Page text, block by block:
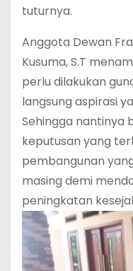
tuturnya.
Anggota Dewan
Kusuma, S.T
perlu dilakukan
langsung aspirasi
Sehingga nantinya
keputusan yang
pembangunan
masing demi
peningkatan